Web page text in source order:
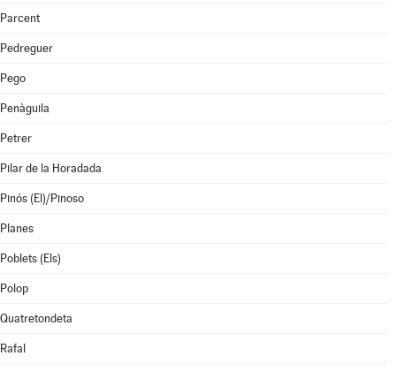
Parcent
Pedreguer
Pego
Penàguila
Petrer
Pilar de la Horadada
Pinós (El)/Pinoso
Planes
Poblets (Els)
Polop
Quatretondeta
Rafal